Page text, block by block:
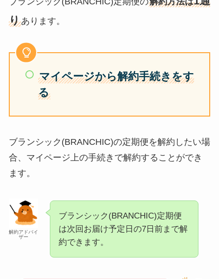
りあります。
マイページから解約手続きをす
る
ブランシック(BRANCHIC)の定期便を解約したい場
合、マイページ上の手続きで解約することができ
ます。
解約アドバイ
ザー
ブランシック(BRANCHIC)定期便
は次回お届け予定日の7日前まで解
約できます。